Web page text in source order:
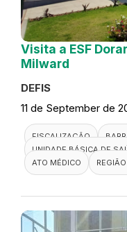
Visita a ESF
Milward
DEFIS
11 de September de
FISCALIZAÇÃO
UNIDADE BÁSICA DE
ATO MÉDICO